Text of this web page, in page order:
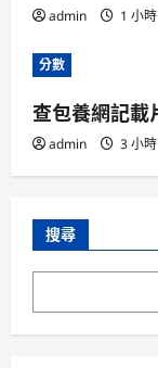
admin 1 小
分數
查包養網記載
admin 3 小
搜尋